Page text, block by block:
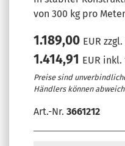
von 300 kg pro
1.189,00 EUR
1.414,91 EUR
Preise sind
Händlers können
Art.-Nr. 3661212